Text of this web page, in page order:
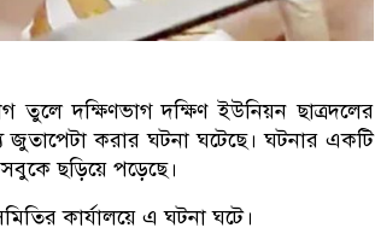
দক্ষিণভাগ দক্ষিণ ইউনিয়ন ছাত্রদলের
জুতাপেটা করার ঘটনা ঘটেছে। ঘটনার একটি
ছড়িয়ে পড়েছে।
কার্যালয়ে এ ঘটনা ঘটে।